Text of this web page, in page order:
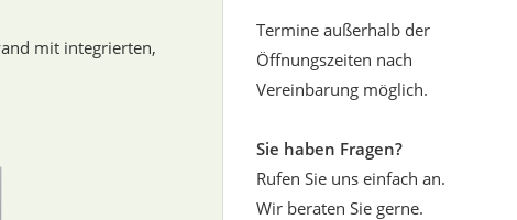
mit integrierten,
Termine außerhalb der
Öffnungszeiten nach
Vereinbarung möglich.
Sie haben Fragen?
Rufen Sie uns einfach an.
Wir beraten Sie gerne.